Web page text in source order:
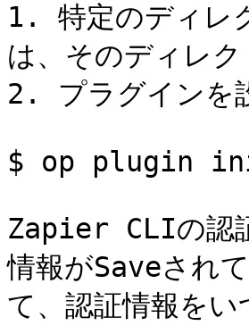
1. 特定のディレ
は、そのディレ
2. プラグインを
$ op plugin
Zapier CLIの認
情報がSaveされ
て、認証情報を